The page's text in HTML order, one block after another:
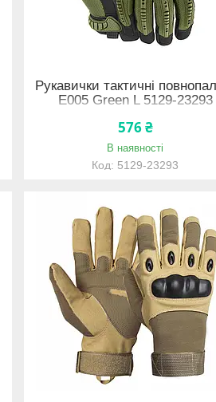
Рукавички тактичні
E005 Green L 5129-23293
576 ₴
В наявності
5129-23293